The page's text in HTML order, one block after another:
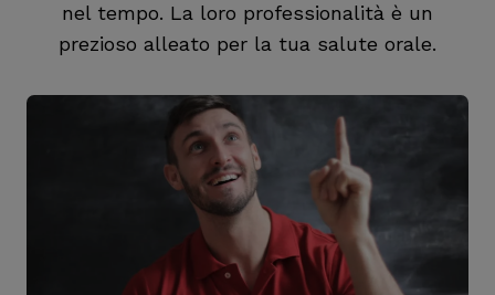
nel tempo. La loro professionalità è un
prezioso alleato per la tua salute orale.